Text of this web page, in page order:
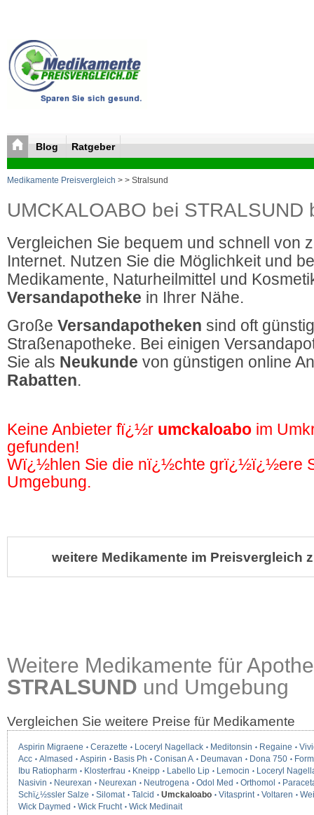
Blog Ratgeber
Medikamente Preisvergleich > > Stralsund
UMCKALOABO bei STRALSUND
Vergleichen Sie bequem und schnell von
Internet. Nutzen Sie die Möglichkeit und
Medikamente, Naturheilmittel und
Versandapotheke in Ihrer Nähe.
Große Versandapotheken sind oft
Straßenapotheke. Bei einigen
Sie als Neukunde von günstigen online
Rabatten.
Keine Anbieter fï¿½r umckaloabo im
gefunden!
Wï¿½hlen Sie die nï¿½chte grï¿½ï¿½ere
Umgebung.
weitere Medikamente im Preisvergleich
Weitere Medikamente für
STRALSUND und Umgebung
Vergleichen Sie weitere Preise für Medikamente
Aspirin Migraene Cerazette Loceryl Nagellack Meditonsin Regaine
Acc
Almased Aspirin Basis Ph Conisan A Deumavan Dona 750
Ibu Ratiopharm
Klosterfrau Kneipp Labello Lip Lemocin
Loceryl
Nasivin
Neurexan Neurexan Neutrogena Odol Med Orthomol
Schï¿½ssler Salze
Silomat Talcid Umckaloabo Vitasprint Voltaren
Wick Daymed
Wick Frucht Wick Medinait